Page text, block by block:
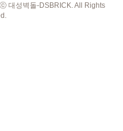
대성벽돌-DSBRICK. All Rights